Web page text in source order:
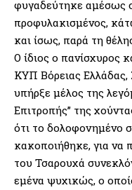
φυγαδεύτηκε αμέσως
προφυλακισμένος,
και ίσως, παρά τη
Ο ίδιος ο πανίσχυρος
ΚΥΠ Βόρειας
υπήρξε μέλος της
Επιτροπής” της
ότι το δολοφονημένο
κακοποιήθηκε, για να
του Τσαρουχά
εμένα ψυχικώς, ο